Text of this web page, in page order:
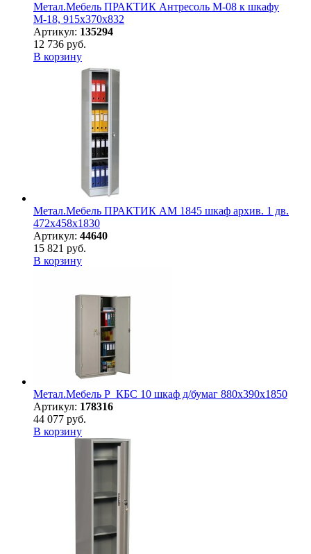
Метал.Мебель ПРАКТИК Антресоль M-08 к шкафу
М-18, 915х370х832
Артикул: 135294
12 736 руб.
В корзину
Метал.Мебель ПРАКТИК АМ 1845 шкаф архив. 1 дв.
472х458х1830
Артикул: 44640
15 821 руб.
В корзину
Метал.Мебель P_КБC 10 шкаф д/бумаг 880х390х1850
Артикул: 178316
44 077 руб.
В корзину